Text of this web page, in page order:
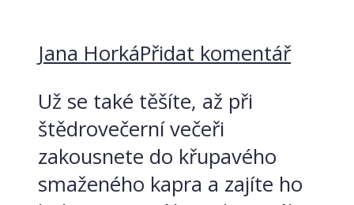
Jana HorkáPřidat komentář
Už se také těšíte, až při
štědrovečerní večeři
zakousnete do křupavého
smaženého kapra a zajíte ho